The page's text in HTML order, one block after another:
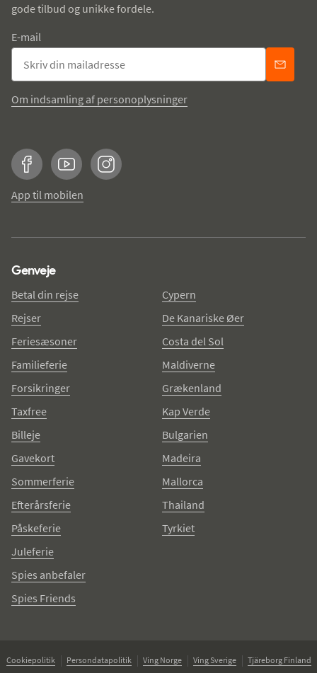
gode tilbud og unikke fordele.
E-mail
Om indsamling af personoplysninger
FacebookYouTubeInstagram
App til mobilen
Genveje
Betal din rejse
Rejser
Feriesæsoner
Familieferie
Forsikringer
Taxfree
Billeje
Gavekort
Sommerferie
Efterårsferie
Påskeferie
Juleferie
Spies anbefaler
Spies Friends
Cypern
De Kanariske Øer
Costa del Sol
Maldiverne
Grækenland
Kap Verde
Bulgarien
Madeira
Mallorca
Thailand
Tyrkiet
Cookiepolitik Persondatapolitik Ving Norge Ving Sverige
Tjäreborg Finland